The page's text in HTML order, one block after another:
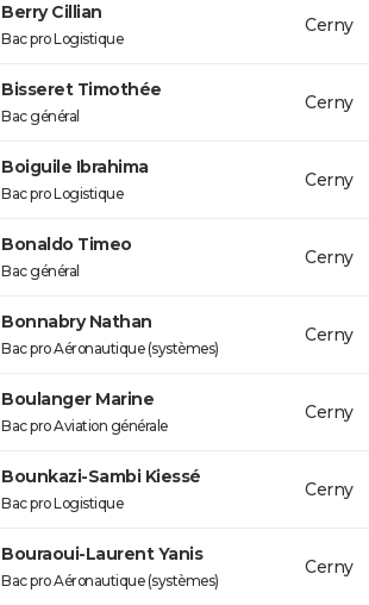
Berry Cillian
Bac pro Logistique
Cerny
Bisseret Timothée
Bac général
Cerny
Boiguile Ibrahima
Bac pro Logistique
Cerny
Bonaldo Timeo
Bac général
Cerny
Bonnabry Nathan
Bac pro Aéronautique (systèmes)
Cerny
Boulanger Marine
Bac pro Aviation générale
Cerny
Bounkazi-Sambi Kiessé
Bac pro Logistique
Cerny
Bouraoui-Laurent Yanis
Bac pro Aéronautique (systèmes)
Cerny